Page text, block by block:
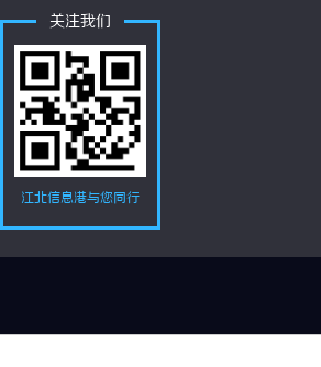
关注我们
江北信息港与您同行